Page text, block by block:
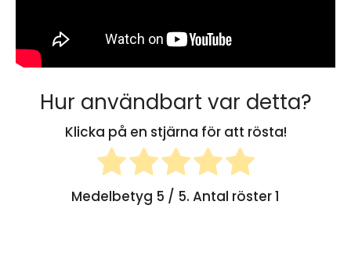
Hur användbart var detta?
Klicka på en stjärna för att rösta!
Medelbetyg 5 / 5. Antal röster1